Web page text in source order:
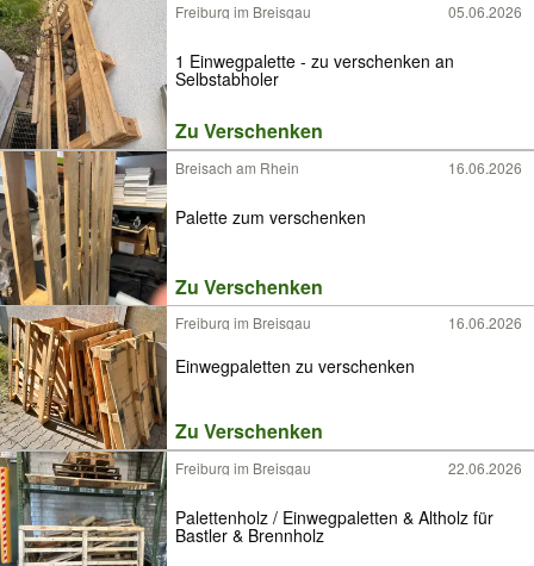
Freiburg im Breisgau 05.06.2026
1 Einwegpalette - zu verschenken an
Selbstabholer
Zu Verschenken
Breisach am Rhein 16.06.2026
Palette zum verschenken
Zu Verschenken
Freiburg im Breisgau 16.06.2026
Einwegpaletten zu verschenken
Zu Verschenken
Freiburg im Breisgau 22.06.2026
Palettenholz / Einwegpaletten & Altholz für
Bastler & Brennholz